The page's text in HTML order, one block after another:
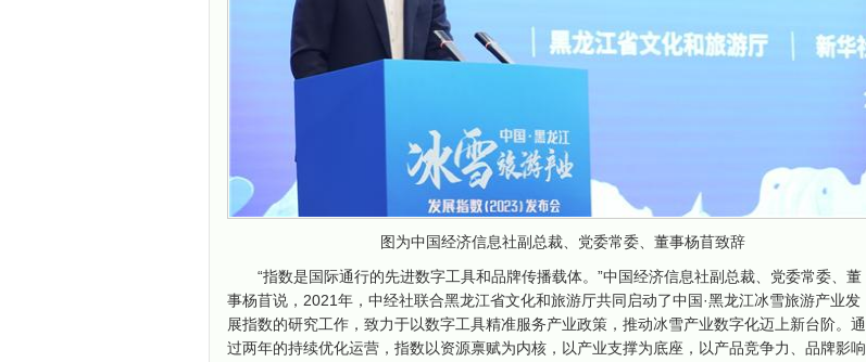
图为中国经济信息社副总裁、党委常委、董事杨苜致辞
“指数是国际通行的先进数字工具和品牌传播载体。”中国经济信息社副总裁、党委常委、董
事杨苜说，2021年，中经社联合黑龙江省文化和旅游厅共同启动了中国·黑龙江冰雪旅游产业发
展指数的研究工作，致力于以数字工具精准服务产业政策，推动冰雪产业数字化迈上新台阶。通
过两年的持续优化运营，指数以资源禀赋为内核，以产业支撑为底座，以产品竞争力、品牌影响